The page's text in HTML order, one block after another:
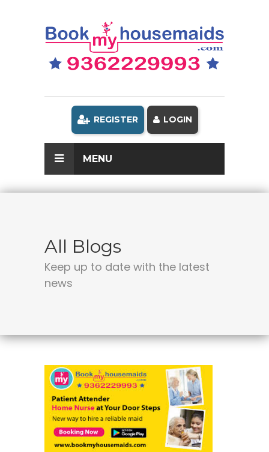
REGISTER LOGIN
MENU
All Blogs
Keep up to date with the latest
news